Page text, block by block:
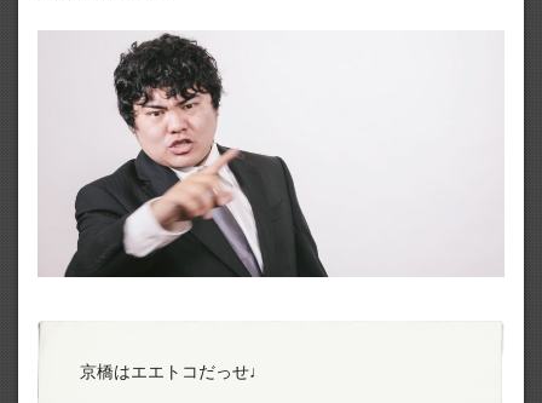
京橋はエエトコだっせ♩